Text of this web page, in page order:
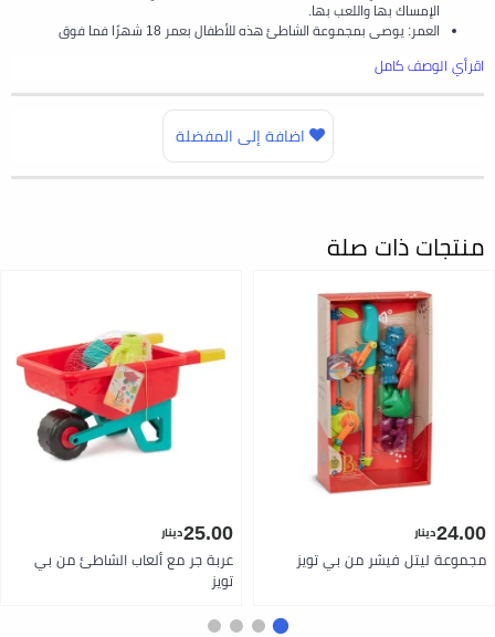
الإمساك بها واللعب بها.
العمر: يوصى بمجموعة الشاطئ هذه للأطفال بعمر 18 شهرًا فما فوق
اقرأي الوصف كامل
اضافة إلى المفضلة
منتجات ذات صلة
24.00دينار
مجموعة ليتل فيشر من بي تويز
25.00دينار
عربة جر مع ألعاب الشاطئ من بي
تويز